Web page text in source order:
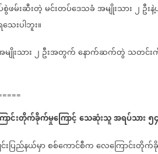
စွဲဖမ်းဆီးတဲ့မင်းတပ်ဒေသခံအမျိုးသား၂ ဦ
ေးပါဘူး။
ျိုးသား၂ ဦးအတွက်နောက်ဆက်တွဲ သတင်း
ာင်းတိုက်ခိုက်မှုကြောင့်သေဆုံးသူအရပ်သား ၅၄
င်းပြည်နယ်မှာစစ်ကောင်စီကလေကြောင်းတိုက်